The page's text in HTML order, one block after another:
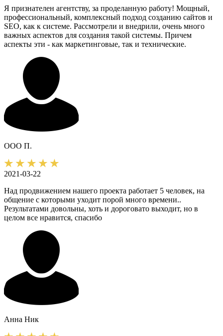
Я признателен агентству, за проделанную работу! Мощный,
профессиональный, комплексный подход созданию сайтов и
SEO, как к системе. Рассмотрели и внедрили, очень много
важных аспектов для создания такой системы. Причем
аспекты эти - как маркетинговые, так и технические.
ООО П.
2021-03-22
Над продвижением нашего проекта работает 5 человек, на
общение с которыми уходит порой много времени..
Результатами довольны, хоть и дороговато выходит, но в
целом все нравится, спасибо
Анна Ник